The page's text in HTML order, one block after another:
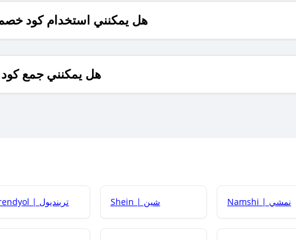
هل يمكنني استخدام كود
هل يمكنني جمع
Trendyol | ترينديول Shein | شين Namshi | نمشي